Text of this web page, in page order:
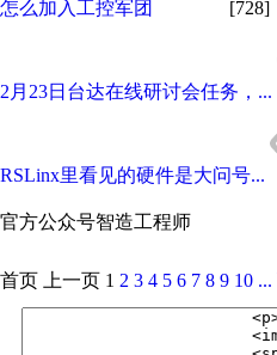
怎么加入工控军团 [728]
2月23日台达在线研讨会任务，...
RSLinx里看见的硬件是大问号...
官方公众号智造工程师
首页 上一页 1 2 3 4 5 6 7 8 9 10 ...